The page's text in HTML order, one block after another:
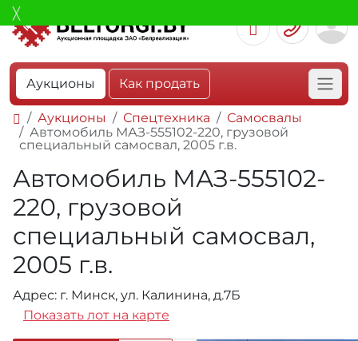
Аукционы Как продать
Аукционы Спецтехника
Самосвалы
Автомобиль МАЗ-555102-220, грузовой
специальный самосвал, 2005 г.в.
Автомобиль МАЗ-555102-
220, грузовой
специальный самосвал,
2005 г.в.
Адрес: г. Минск, ул. Калинина, д.7Б
Показать лот на карте